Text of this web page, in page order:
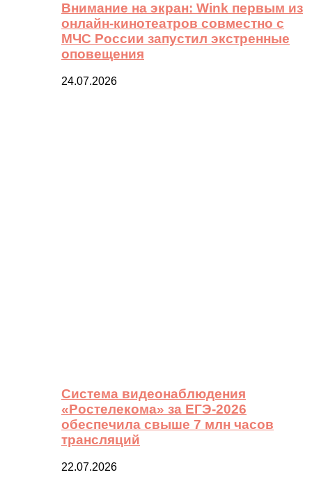
Внимание на экран: Wink первым из
онлайн-кинотеатров совместно с
МЧС России запустил экстренные
оповещения
24.07.2026
Система видеонаблюдения
«Ростелекома» за ЕГЭ-2026
обеспечила свыше 7 млн часов
трансляций
22.07.2026